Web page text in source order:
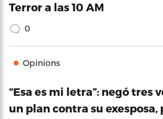
Terror a las 10 AM
0
Opinions
“Esa es mi letra”: negó tres
un plan contra su exesposa,